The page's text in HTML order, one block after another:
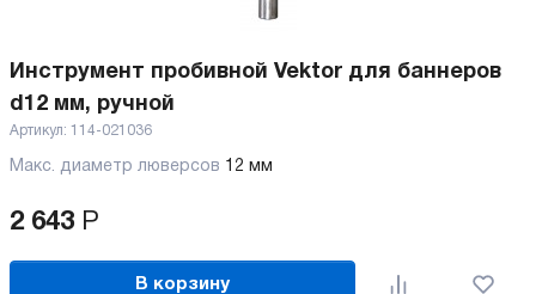
Инструмент пробивной Vektor для баннеров
d12 мм, ручной
Артикул: 114-021036
Макс. диаметр люверсов 12 мм
2 643 Р
В корзину